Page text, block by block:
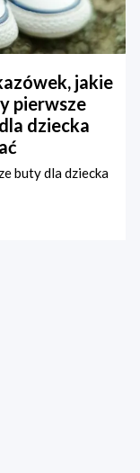
jakie
pierwsze
dziecka
buty dla dziecka